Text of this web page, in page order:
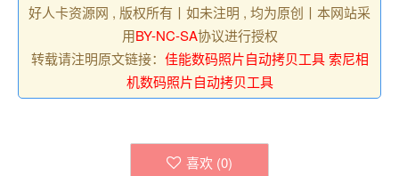
好人卡资源网 , 版权所有丨如未注明 , 均为原创丨本网站采
用BY-NC-SA协议进行授权
转载请注明原文链接： 佳能数码照片自动拷贝工具 索尼相
机数码照片自动拷贝工具
喜欢 (0)